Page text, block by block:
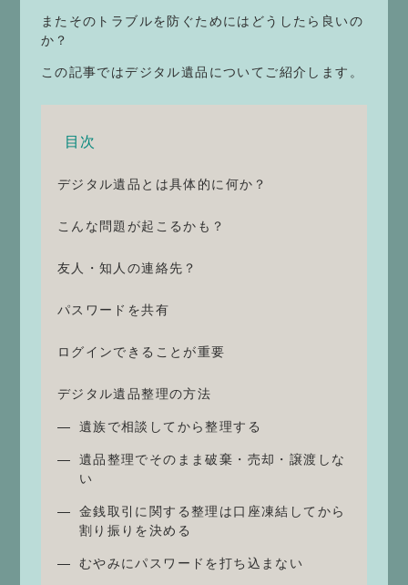
またそのトラブルを防ぐためにはどうしたら良いの
か？
この記事ではデジタル遺品についてご紹介します。
目次
デジタル遺品とは具体的に何か？
こんな問題が起こるかも？
友人・知人の連絡先？
パスワードを共有
ログインできることが重要
デジタル遺品整理の方法
遺族で相談してから整理する
遺品整理でそのまま破棄・売却・譲渡しな
い
金銭取引に関する整理は口座凍結してから
割り振りを決める
むやみにパスワードを打ち込まない